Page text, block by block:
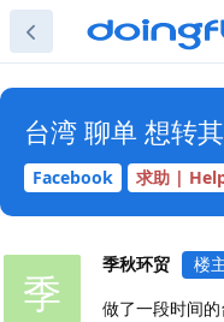
Facebook 求助 |
台湾 聊单 想转
季
季秋环贸 楼
做了一段时间